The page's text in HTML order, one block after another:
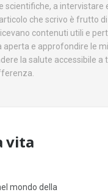
scientifiche, a intervistare
che scrivo è frutto
contenuti utili e
aperta e approfondire le
la salute accessibile a
vita
mondo della